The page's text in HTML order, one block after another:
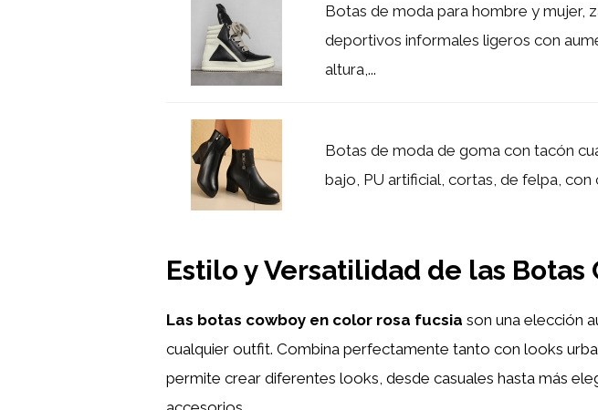
Botas de moda para hombre y mujer,
deportivos informales ligeros con
altura,...
Botas de moda de goma con tacón
bajo, PU artificial, cortas, de felpa, con
Estilo y Versatilidad de las Botas
Las botas cowboy en color rosa fucsia son una elección
cualquier outfit. Combina perfectamente tanto con looks
permite crear diferentes looks, desde casuales hasta más